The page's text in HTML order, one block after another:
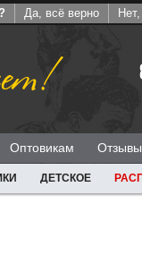
Да, всё верно
Оптовикам Отзывы
ДЕТСКОЕ